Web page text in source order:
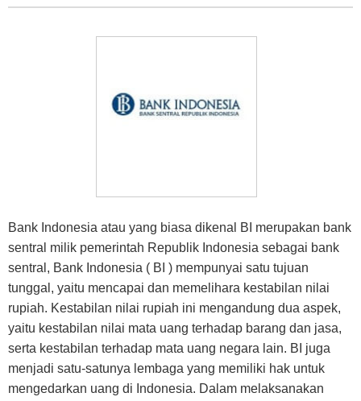
Bank Indonesia atau yang biasa dikenal BI merupakan bank
sentral milik pemerintah Republik Indonesia sebagai bank
sentral, Bank Indonesia ( BI ) mempunyai satu tujuan
tunggal, yaitu mencapai dan memelihara kestabilan nilai
rupiah. Kestabilan nilai rupiah ini mengandung dua aspek,
yaitu kestabilan nilai mata uang terhadap barang dan jasa,
serta kestabilan terhadap mata uang negara lain. BI juga
menjadi satu-satunya lembaga yang memiliki hak untuk
mengedarkan uang di Indonesia. Dalam melaksanakan